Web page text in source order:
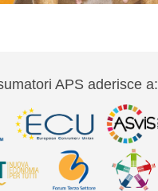
APS aderisce a: